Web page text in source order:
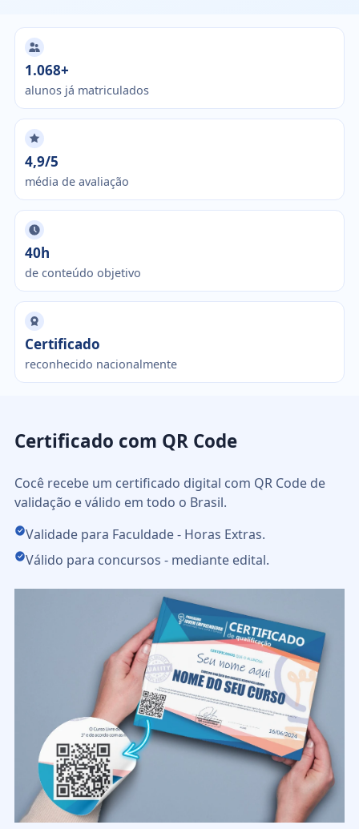
1.068+
alunos já matriculados
4,9/5
média de avaliação
40h
de conteúdo objetivo
Certificado
reconhecido nacionalmente
Certificado com QR Code
Cocê recebe um certificado digital com QR Code de
validação e válido em todo o Brasil.
Validade para Faculdade - Horas Extras.
Válido para concursos - mediante edital.